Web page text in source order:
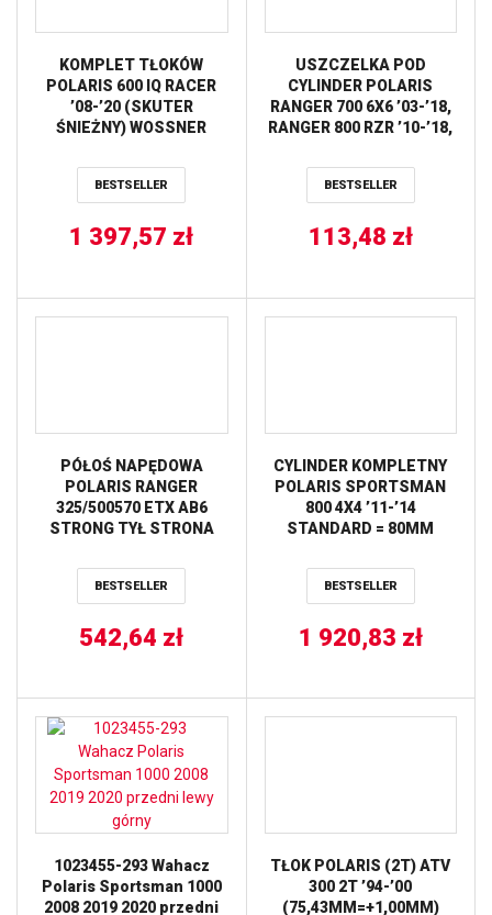
KOMPLET TŁOKÓW
POLARIS 600 IQ RACER
’08-’20 (SKUTER
ŚNIEŻNY) WOSSNER
BESTSELLER
1 397,57 zł
USZCZELKA POD
CYLINDER POLARIS
RANGER 700 6X6 ’03-’18,
RANGER 800 RZR ’10-’18,
SPORTSMAN 800 ’07-’10,
SPORTSMAN 700 ’07-’08
BESTSELLER
113,48 zł
PÓŁOŚ NAPĘDOWA
POLARIS RANGER
325/500570 ETX AB6
STRONG TYŁ STRONA
BESTSELLER
542,64 zł
CYLINDER KOMPLETNY
POLARIS SPORTSMAN
800 4X4 ’11-’14
STANDARD = 80MM
BESTSELLER
1 920,83 zł
1023455-293 Wahacz
Polaris Sportsman 1000
2008 2019 2020 przedni
TŁOK POLARIS (2T) ATV
300 2T ’94-’00
(75,43MM=+1,00MM)